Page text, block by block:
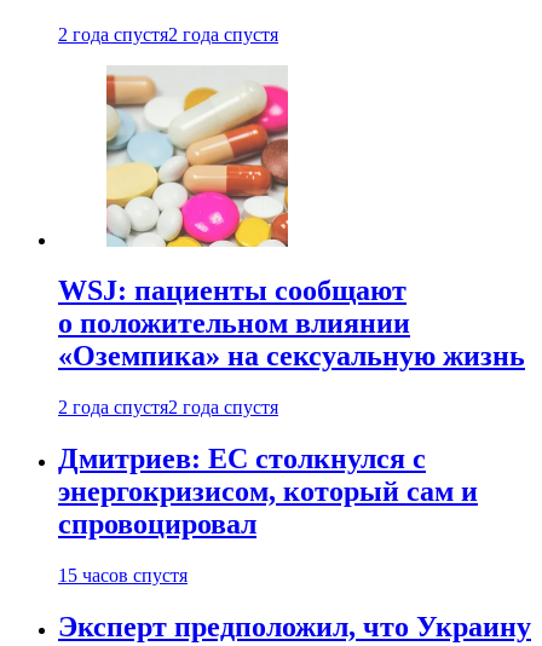
2 года спустя2 года спустя
WSJ: пациенты сообщают
о положительном влиянии
«Оземпика» на сексуальную жизнь
2 года спустя2 года спустя
Дмитриев: ЕС столкнулся с
энергокризисом, который сам и
спровоцировал
15 часов спустя
Эксперт предположил, что Украину